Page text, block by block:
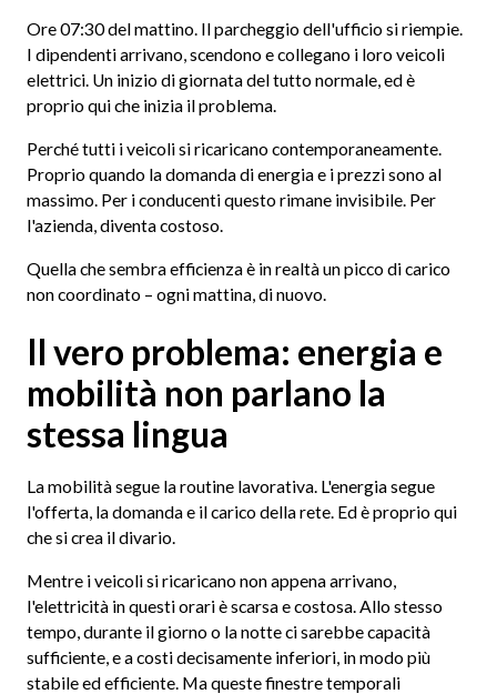
Ore 07:30 del mattino. Il parcheggio dell'ufficio si riempie.
I dipendenti arrivano, scendono e collegano i loro veicoli
elettrici. Un inizio di giornata del tutto normale, ed è
proprio qui che inizia il problema.
Perché tutti i veicoli si ricaricano contemporaneamente.
Proprio quando la domanda di energia e i prezzi sono al
massimo. Per i conducenti questo rimane invisibile. Per
l'azienda, diventa costoso.
Quella che sembra efficienza è in realtà un picco di carico
non coordinato – ogni mattina, di nuovo.
Il vero problema: energia e
mobilità non parlano la
stessa lingua
La mobilità segue la routine lavorativa. L'energia segue
l'offerta, la domanda e il carico della rete. Ed è proprio qui
che si crea il divario.
Mentre i veicoli si ricaricano non appena arrivano,
l'elettricità in questi orari è scarsa e costosa. Allo stesso
tempo, durante il giorno o la notte ci sarebbe capacità
sufficiente, e a costi decisamente inferiori, in modo più
stabile ed efficiente. Ma queste finestre temporali